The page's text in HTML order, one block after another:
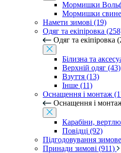
Мормишки
Мормишки
Намети зимові (19)
Одяг та екіпіровка
Одяг та екіпіровка
Білизна та
Верхній одяг (43)
Взуття (13)
Інше (11)
Оснащення і монтаж
Оснащення і
Карабіни,
Повідці (92)
Підгодовування
Принади зимові (911)